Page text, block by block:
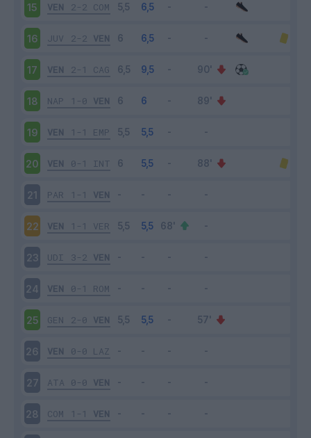
15 VEN 2-2 COM
16 JUV 2-2 VEN
17 VEN 2-1 CAG
18 NAP 1-0 VEN
19 VEN 1-1 EMP
20 VEN 0-1 INT
21 PAR 1-1 VEN
22 VEN 1-1 VER
23 UDI 3-2 VEN
24 VEN 0-1 ROM
25 GEN 2-0 VEN
26 VEN 0-0 LAZ
27 ATA 0-0 VEN
28 COM 1-1 VEN